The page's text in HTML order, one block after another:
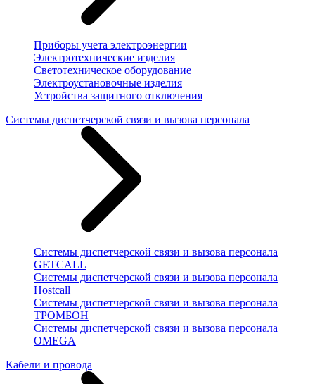
Приборы учета электроэнергии
Электротехнические изделия
Светотехническое оборудование
Электроустановочные изделия
Устройства защитного отключения
Системы диспетчерской связи и вызова персонала
Системы диспетчерской связи и вызова персонала
GETCALL
Системы диспетчерской связи и вызова персонала
Hostcall
Системы диспетчерской связи и вызова персонала
ТРОМБОН
Системы диспетчерской связи и вызова персонала
OMEGA
Кабели и провода